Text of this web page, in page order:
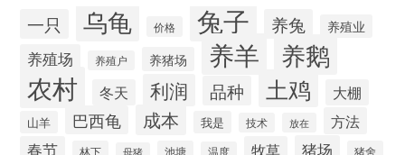
一只 乌龟 价格 兔子 养兔 养殖业
养殖场 养殖户 养猪场 养羊 养鹅
农村 冬天 利润 品种 土鸡 大棚
山羊 巴西龟 成本 我是 技术 放在
方法
春节
林下 母猪 池塘 温度 牧草 猪场 猪舍